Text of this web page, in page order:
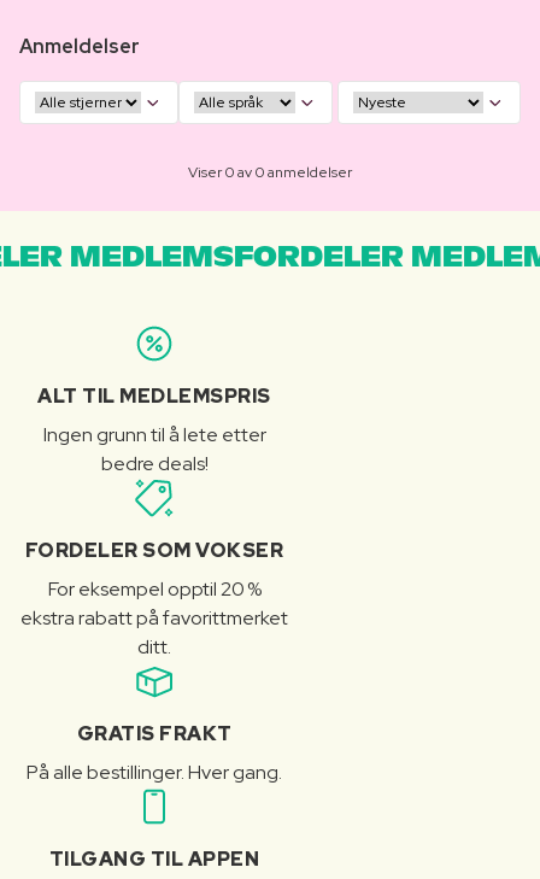
Anmeldelser
Viser 0 av 0 anmeldelser
MEDLEMSFORDELER
ALT TIL MEDLEMSPRIS
Ingen grunn til å lete etter
bedre deals!
FORDELER SOM VOKSER
For eksempel opptil 20 %
ekstra rabatt på favorittmerket
ditt.
GRATIS FRAKT
På alle bestillinger. Hver gang.
TILGANG TIL APPEN